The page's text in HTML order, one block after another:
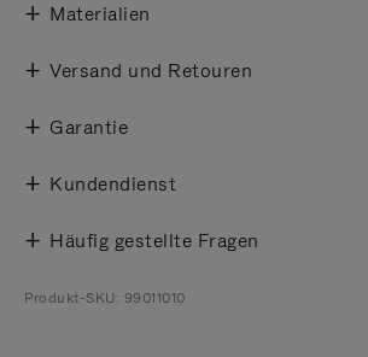
Materialien
Versand und Retouren
Garantie
Kundendienst
Häufig gestellte Fragen
Produkt-SKU: 99011010